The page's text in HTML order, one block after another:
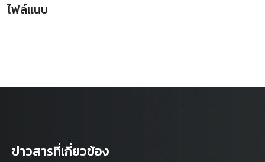
ไฟล์แนบ
ข่าวสารที่เกี่ยวข้อง